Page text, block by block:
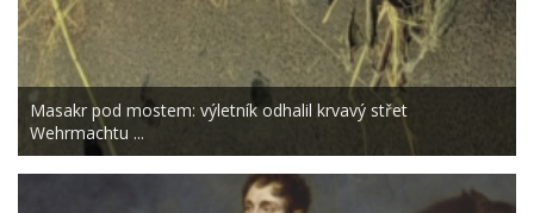
Masakr pod mostem: výletník odhalil krvavý střet
Wehrmachtu ...